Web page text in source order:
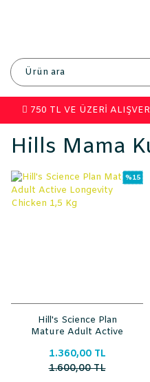
750 TL VE ÜZERİ
Hills Mama
%15
Hill's Science Plan
Mature Adult Active
Kg
1.360,00 TL
1.600,00 TL